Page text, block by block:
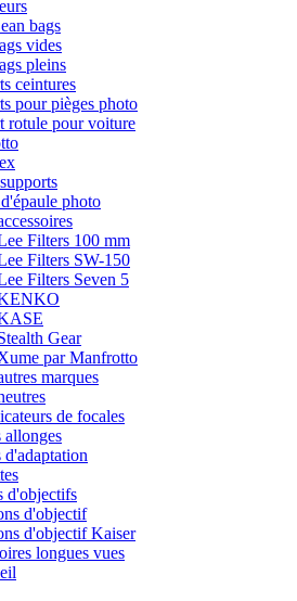
bags
vides
pleins
ceintures
pour pièges photo
rotule pour voiture
photo
Filters 100 mm
Filters SW-150
Filters Seven 5
Gear
par Manfrotto
marques
de focales
allonges
d'adaptation
d'objectifs
d'objectif
d'objectif Kaiser
longues vues